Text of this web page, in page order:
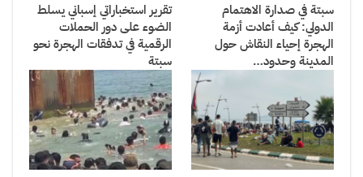
سبتة في صدارة الاهتمام
الدولي: كيف أعادت أزمة
الهجرة إحياء النقاش حول
المدينة وحدود…
تقرير استخباراتي إسباني يسلط
الضوء على دور الحملات
الرقمية في تدفقات الهجرة نحو
سبتة